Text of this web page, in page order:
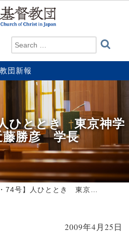
教団新報
人ひととき 東京神学
勝彦 学長
【4673・74号】人ひととき 東京神学大学 近藤勝彦 学長
2009年4月25日